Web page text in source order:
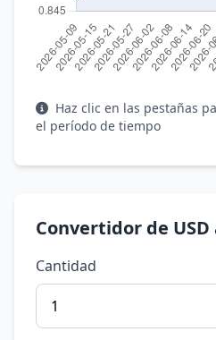
Haz clic en las pestañas
el período de tiempo
Convertidor de USD
Cantidad